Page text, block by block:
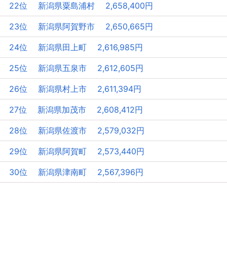
22位 新潟県粟島浦村 2,658,400円
23位 新潟県阿賀野市 2,650,665円
24位 新潟県田上町 2,616,985円
25位 新潟県五泉市 2,612,605円
26位 新潟県村上市 2,611,394円
27位 新潟県加茂市 2,608,412円
28位 新潟県佐渡市 2,579,032円
29位 新潟県阿賀町 2,573,440円
30位 新潟県津南町 2,567,396円